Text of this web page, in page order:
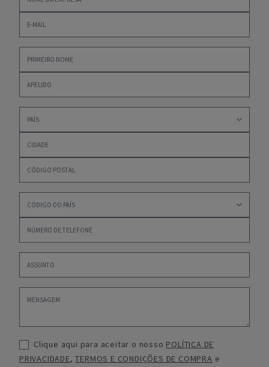
Clique aqui para aceitar o nosso POLÍTICA DE
PRIVACIDADE,TERMOS E CONDIÇÕES DE COMPRA e